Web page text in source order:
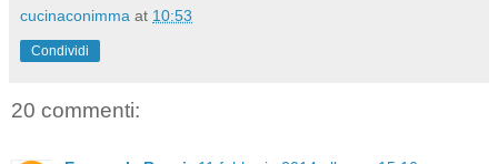
cucinaconimma at 10:53
Condividi
20 commenti: